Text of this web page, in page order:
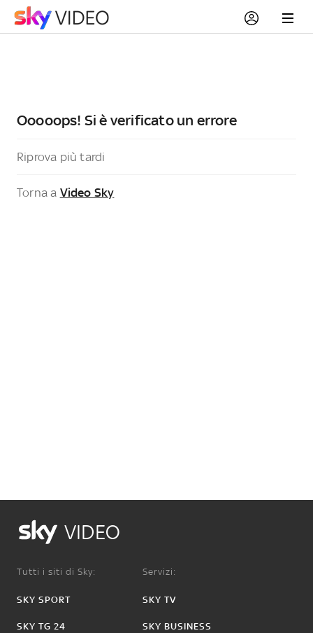
Ooooops! Si è verificato un errore
Riprova più tardi
Torna a Video Sky
VIDEO
Tutti i siti di Sky:
SKY SPORT
SKY TG 24
Servizi:
SKY TV
SKY BUSINESS